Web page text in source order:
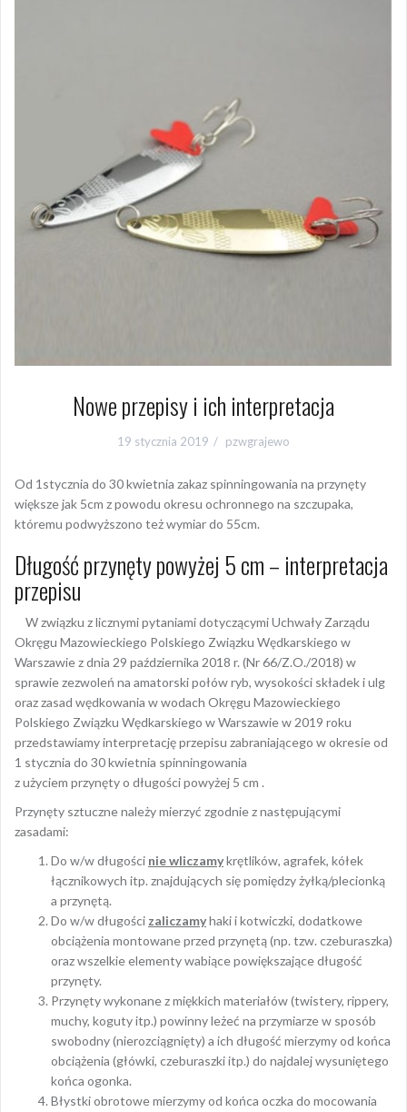
Nowe przepisy i ich interpretacja
19 stycznia 2019 pzwgrajewo
Od 1stycznia do 30 kwietnia zakaz spinningowania na przynęty
większe jak 5cm z powodu okresu ochronnego na szczupaka,
któremu podwyższono też wymiar do 55cm.
Długość przynęty powyżej 5 cm – interpretacja
przepisu
W związku z licznymi pytaniami dotyczącymi Uchwały Zarządu
Okręgu Mazowieckiego Polskiego Związku Wędkarskiego w
Warszawie z dnia 29 października 2018 r. (Nr 66/Z.O./2018) w
sprawie zezwoleń na amatorski połów ryb, wysokości składek i ulg
oraz zasad wędkowania w wodach Okręgu Mazowieckiego
Polskiego Związku Wędkarskiego w Warszawie w 2019 roku
przedstawiamy interpretację przepisu zabraniającego w okresie od
1 stycznia do 30 kwietnia spinningowania
z użyciem przynęty o długości powyżej 5 cm .
Przynęty sztuczne należy mierzyć zgodnie z następującymi
zasadami:
Do w/w długości nie wliczamykrętlików, agrafek, kółek
łącznikowych itp. znajdujących się pomiędzy żyłką/plecionką
a przynętą.
Do w/w długości zaliczamyhaki i kotwiczki, dodatkowe
obciążenia montowane przed przynętą (np. tzw. czeburaszka)
oraz wszelkie elementy wabiące powiększające długość
przynęty.
Przynęty wykonane z miękkich materiałów (twistery, rippery,
muchy, koguty itp.) powinny leżeć na przymiarze w sposób
swobodny (nierozciągnięty) a ich długość mierzymy od końca
obciążenia (główki, czeburaszki itp.) do najdalej wysuniętego
końca ogonka.
Błystki obrotowe mierzymy od końca oczka do mocowania